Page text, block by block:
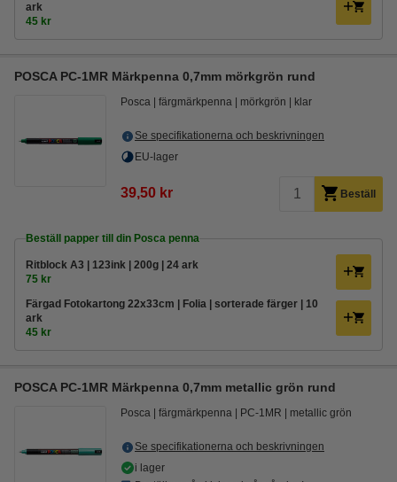
ark
45 kr
POSCA PC-1MR Märkpenna 0,7mm mörkgrön rund
Posca färgmärkpenna mörkgrön klar
Se specifikationerna och beskrivningen
EU-lager
39,50 kr Beställ
Beställ papper till din Posca penna
Ritblock A3 | 123ink | 200g | 24 ark
75 kr
Färgad Fotokartong 22x33cm | Folia | sorterade färger | 10
ark
45 kr
POSCA PC-1MR Märkpenna 0,7mm metallic grön rund
Posca färgmärkpenna PC-1MR metallic grön
Se specifikationerna och beskrivningen
i lager